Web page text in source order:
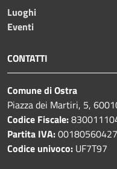
Luoghi
Eventi
CONTATTI
Comune di Ostra
Piazza dei Martiri, 5,
Codice Fiscale:
Partita IVA:00180560427
Codice univoco: UF7T97